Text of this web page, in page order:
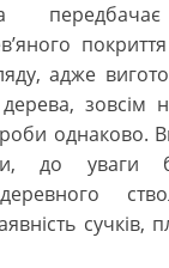
адже
дерева, зовсім
однаково.
до уваги
сучків,